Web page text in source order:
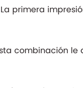
primera
combinación le